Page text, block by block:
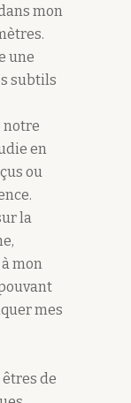
mon
une
subtils
notre
en
ou
la
mon
mes
de